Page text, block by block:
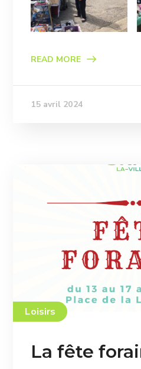
READ MORE
15 avril 2024
Loisirs
La fête